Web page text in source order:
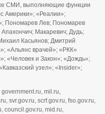
же СМИ, выполняющие функции
Америки»; «Реалии»;
Пономарев Лев; Пономарев
Макаревич; Дудь;
Касьянов; Дмитрий
«Альянс врачей»; «РКК»
«Человек и Закон»; «Дождь»;
узел»; «Insider»;
mil.ru,
svr.gov.ru, scrf.gov.ru, fso.gov.ru,
council.gov.ru, mid.ru,